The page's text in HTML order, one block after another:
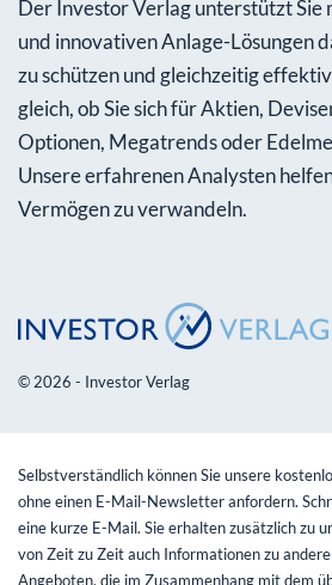
Der Investor Verlag unterstützt Sie
und innovativen Anlage-Lösungen
zu schützen und gleichzeitig
gleich, ob Sie sich für Aktien,
Optionen, Megatrends oder
Unsere erfahrenen Analysten
Vermögen zu verwandeln.
© 2026 - Investor Verlag
Selbstverständlich können Sie unsere
ohne einen E-Mail-Newsletter anfordern.
eine kurze E-Mail. Sie erhalten zusätzlich zu
von Zeit zu Zeit auch Informationen zu
Angeboten, die im Zusammenhang mit dem